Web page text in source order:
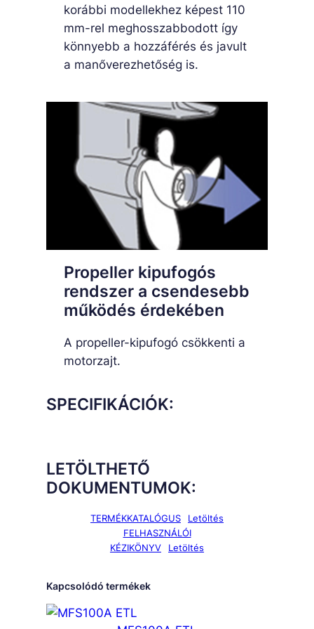
korábbi modellekhez képest 110
mm-rel meghosszabbodott így
könnyebb a hozzáférés és javult
a manőverezhetőség is.
Propeller kipufogós
rendszer a csendesebb
működés érdekében
A propeller-kipufogó csökkenti a
motorzajt.
SPECIFIKÁCIÓK:
LETÖLTHETŐ
DOKUMENTUMOK:
TERMÉKKATALÓGUS
Letöltés
FELHASZNÁLÓI
KÉZIKÖNYV
Letöltés
Kapcsolódó termékek